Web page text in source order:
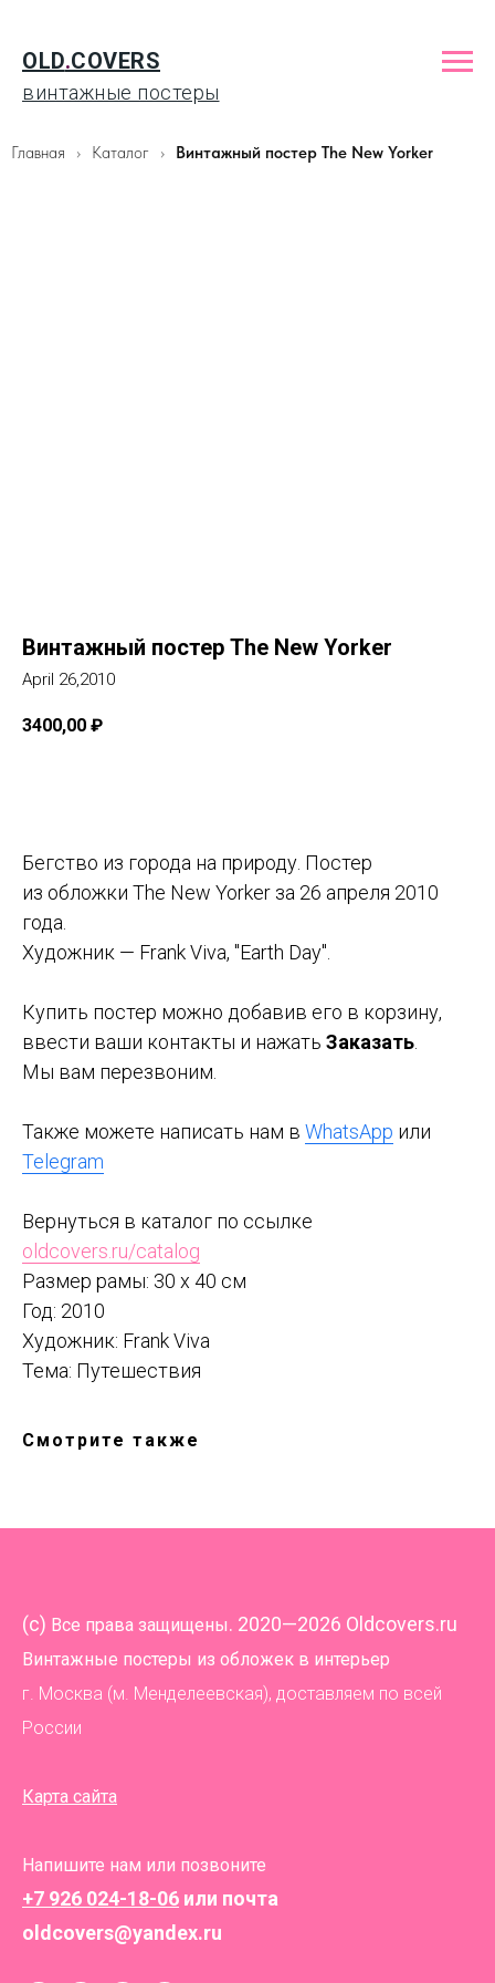
OLD.COVERS
винтажные постеры
Главная Каталог Винтажный постер The New Yorker
Винтажный постер The New Yorker
April 26,2010
3400,00 ₽
Бегство из города на природу. Постер
из обложки The New Yorker за 26 апреля 2010
года.
Художник — Frank Viva, "Earth Day".
Купить постер можно добавив его в корзину,
ввести ваши контакты и нажать Заказать.
Мы вам перезвоним.
Также можете написать нам в WhatsApp или
Telegram
Вернуться в каталог по ссылке
oldcovers.ru/catalog
Размер рамы: 30 x 40 см
Год: 2010
Художник: Frank Viva
Тема: Путешествия
Смотрите также
(c) Все права защищены. 2020—2026 Oldcovers.ru
Винтажные постеры из обложек в интерьер
г. Москва (м. Менделеевская), доставляем по всей
России
Карта сайта
Напишите нам или позвоните
+7 926 024-18-06 или почта
oldcovers@yandex.ru